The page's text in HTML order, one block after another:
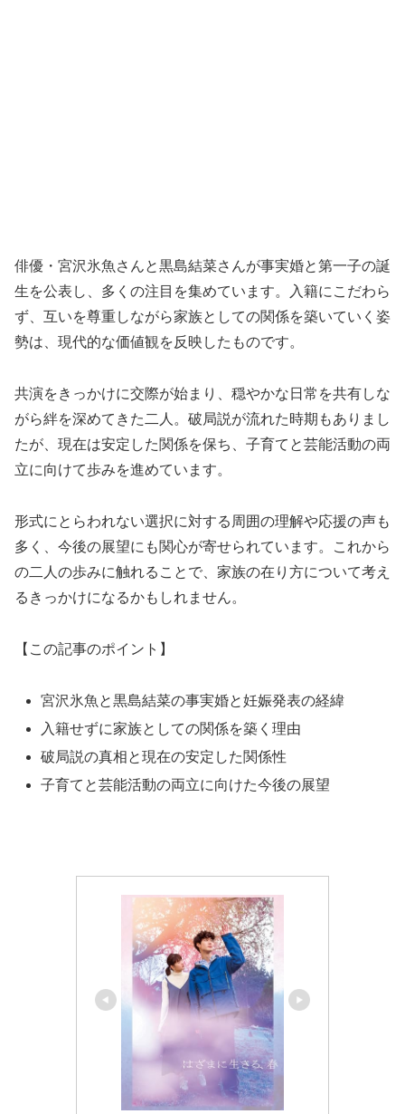
俳優・宮沢氷魚さんと黒島結菜さんが事実婚と第一子の誕
生を公表し、多くの注目を集めています。入籍にこだわら
ず、互いを尊重しながら家族としての関係を築いていく姿
勢は、現代的な価値観を反映したものです。
共演をきっかけに交際が始まり、穏やかな日常を共有しな
がら絆を深めてきた二人。破局説が流れた時期もありまし
たが、現在は安定した関係を保ち、子育てと芸能活動の両
立に向けて歩みを進めています。
形式にとらわれない選択に対する周囲の理解や応援の声も
多く、今後の展望にも関心が寄せられています。これから
の二人の歩みに触れることで、家族の在り方について考え
るきっかけになるかもしれません。
【この記事のポイント】
宮沢氷魚と黒島結菜の事実婚と妊娠発表の経緯
入籍せずに家族としての関係を築く理由
破局説の真相と現在の安定した関係性
子育てと芸能活動の両立に向けた今後の展望